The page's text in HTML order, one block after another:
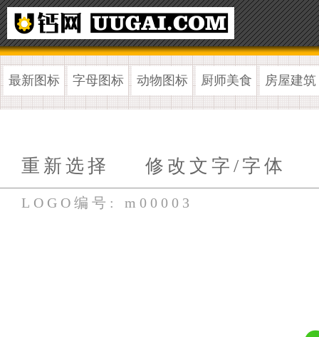
最新图标 字母图标 动物图标 厨师美食 房屋建筑
重新选择 修改文字/字体
LOGO编号: m00003